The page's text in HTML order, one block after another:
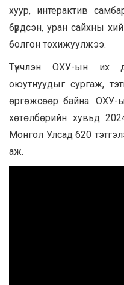
хуур, интерактив
бүрдсэн, уран сайхны
болгон тохижуулжээ.
Түүнчлэн ОХУ-ын их
оюутнуудыг сургаж,
өргөжсөөр байна. ОХУ-
хөтөлбөрийн хувьд
Монгол Улсад 620
аж.